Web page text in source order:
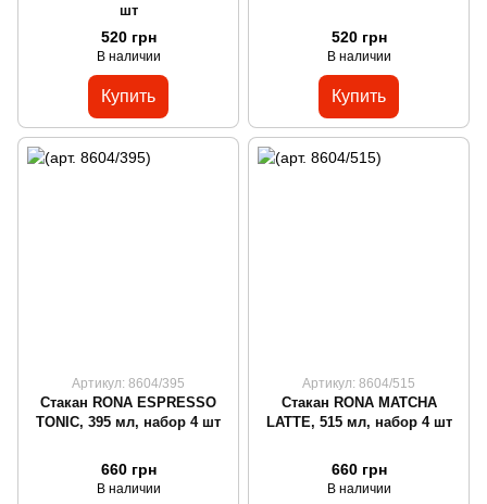
шт
520 грн
В наличии
Купить
520 грн
В наличии
Купить
Артикул: 8604/395
Стакан RONA ESPRESSO
TONIC, 395 мл, набор 4 шт
660 грн
В наличии
Артикул: 8604/515
Стакан RONA MATCHA
LATTE, 515 мл, набор 4 шт
660 грн
В наличии